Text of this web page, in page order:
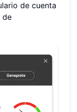
de cuenta
de